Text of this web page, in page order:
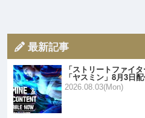
最新記事
「ストリートファイ
「ヤスミン」8月3日
2026.08.03(Mon)